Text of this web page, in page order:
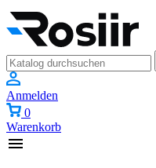
Anmelden
0
Warenkorb